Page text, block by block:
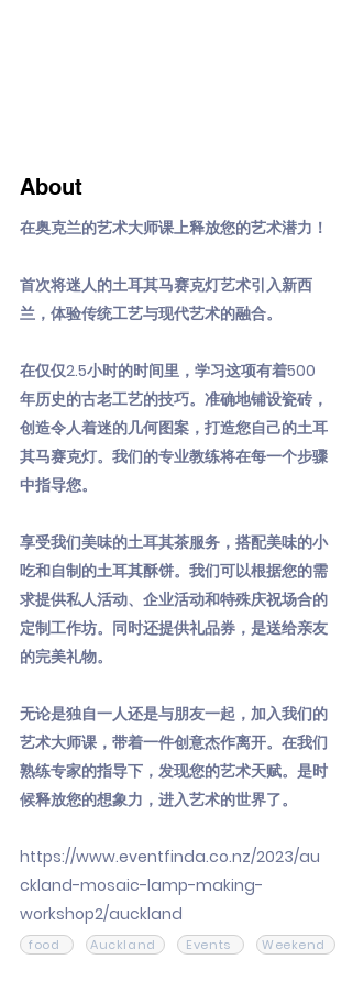
About
在奥克兰的艺术大师课上释放您的艺术潜力！
首次将迷人的土耳其马赛克灯艺术引入新西
兰，体验传统工艺与现代艺术的融合。
在仅仅2.5小时的时间里，学习这项有着500
年历史的古老工艺的技巧。准确地铺设瓷砖，
创造令人着迷的几何图案，打造您自己的土耳
其马赛克灯。我们的专业教练将在每一个步骤
中指导您。
享受我们美味的土耳其茶服务，搭配美味的小
吃和自制的土耳其酥饼。我们可以根据您的需
求提供私人活动、企业活动和特殊庆祝场合的
定制工作坊。同时还提供礼品券，是送给亲友
的完美礼物。
无论是独自一人还是与朋友一起，加入我们的
艺术大师课，带着一件创意杰作离开。在我们
熟练专家的指导下，发现您的艺术天赋。是时
候释放您的想象力，进入艺术的世界了。
https://www.eventfinda.co.nz/2023/au
ckland-mosaic-lamp-making-
workshop2/auckland
food Auckland Events Weekend